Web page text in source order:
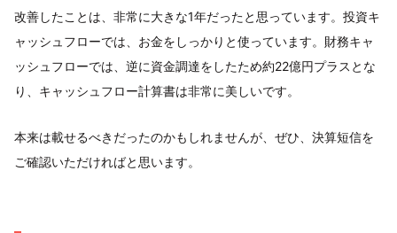
改善したことは、非常に大きな1年だったと思っています。投資キ
ャッシュフローでは、お金をしっかりと使っています。財務キャ
ッシュフローでは、逆に資金調達をしたため約22億円プラスとな
り、キャッシュフロー計算書は非常に美しいです。
本来は載せるべきだったのかもしれませんが、ぜひ、決算短信を
ご確認いただければと思います。